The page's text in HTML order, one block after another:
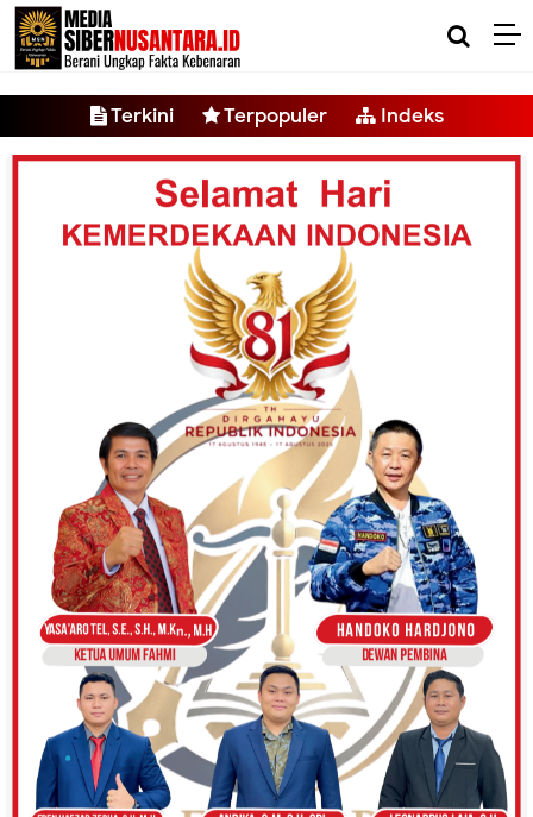
-->
Terkini Terpopuler Indeks